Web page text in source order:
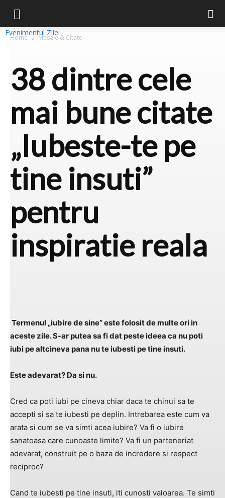
Evenimentul Zilei
Home Mesaje & Citate
38 dintre cele
mai bune citate
„Iubeste-te pe
tine insuti”
pentru
inspiratie reala
Termenul „iubire de sine” este folosit de multe ori in
aceste zile. S-ar putea sa fi dat peste ideea ca nu poti
iubi pe altcineva pana nu te iubesti pe tine insuti.
Este adevarat? Da si nu.
Cred ca poti iubi pe cineva chiar daca te chinui sa te
accepti si sa te iubesti pe deplin. Intrebarea este cum va
arata si cum se va simti acea iubire? Va fi o iubire
sanatoasa care cunoaste limite? Va fi un parteneriat
adevarat, construit pe o baza de incredere si respect
reciproc?
Cand te iubesti pe tine insuti, iti cunosti valoarea. Te simti